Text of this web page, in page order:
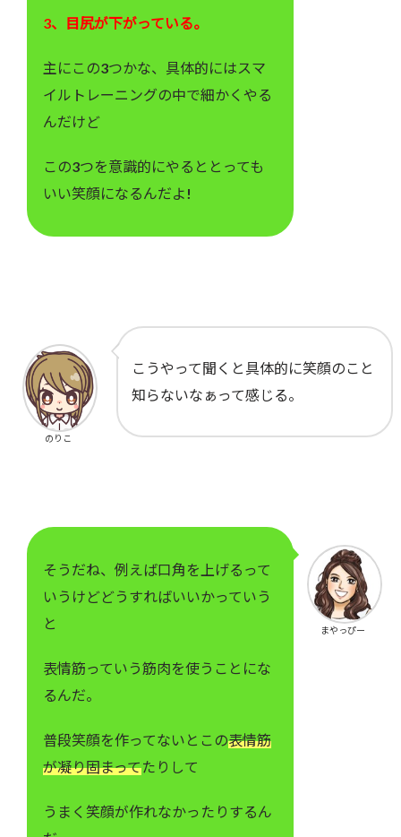
3、目尻が下がっている。
主にこの3つかな、具体的にはスマ
イルトレーニングの中で細かくやる
んだけど
この3つを意識的にやるととっても
いい笑顔になるんだよ!
こうやって聞くと具体的に笑顔のこと
知らないなぁって感じる。
のりこ
そうだね、例えば口角を上げるって
いうけどどうすればいいかっていう
と
表情筋っていう筋肉を使うことにな
るんだ。
普段笑顔を作ってないとこの表情筋
が凝り固まってたりして
うまく笑顔が作れなかったりするん
まやっぴー